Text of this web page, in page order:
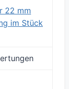
22 mm
im Stück